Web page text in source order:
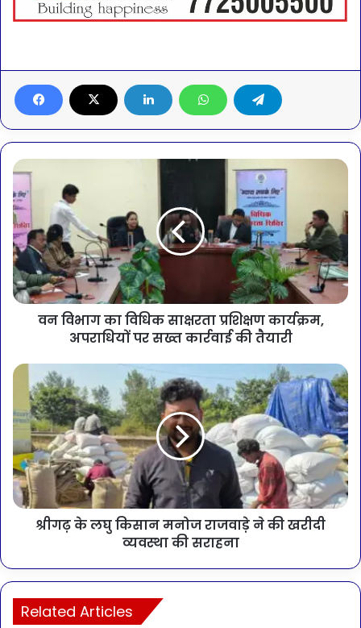
वन विभाग का विधिक साक्षरता प्रशिक्षण कार्यक्रम,
अपराधियों पर सख्त कार्रवाई की तैयारी
श्रीगढ़ के लघु किसान मनोज राजवाड़े ने की खरीदी
व्यवस्था की सराहना
Related Articles